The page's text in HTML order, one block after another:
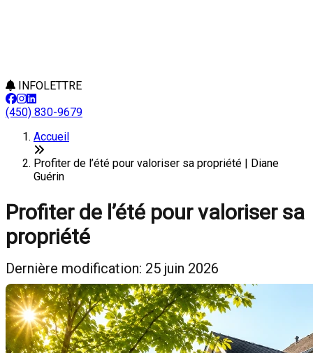
INFOLETTRE
(450) 830-9679
Accueil
Profiter de l’été pour valoriser sa propriété | Diane
Guérin
Profiter de l’été pour valoriser sa
propriété
Dernière modification: 25 juin 2026